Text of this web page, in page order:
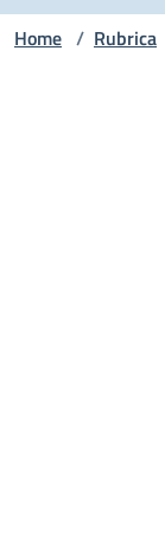
Home / Rubrica